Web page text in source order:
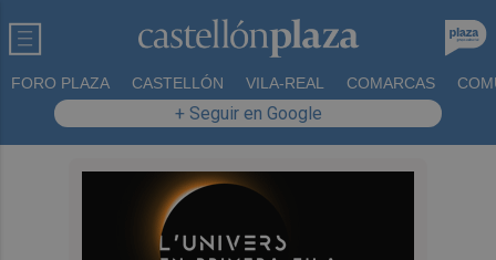
FORO PLAZA CASTELLÓN VILA-REAL COMARCAS
+ Seguir en Google